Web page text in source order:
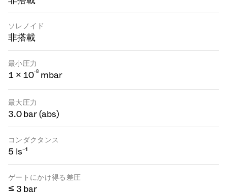
ソレノイド
非搭載
最小圧力
1 × 10-8 mbar
最大圧力
3.0 bar (abs)
コンダクタンス
5 ls⁻¹
ゲートにかけ得る差圧
≤ 3 bar